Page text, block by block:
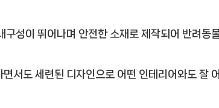
구성이 뛰어나며 안전한 소재로 제작되어 반려동
면서도 세련된 디자인으로 어떤 인테리어와도 잘 어